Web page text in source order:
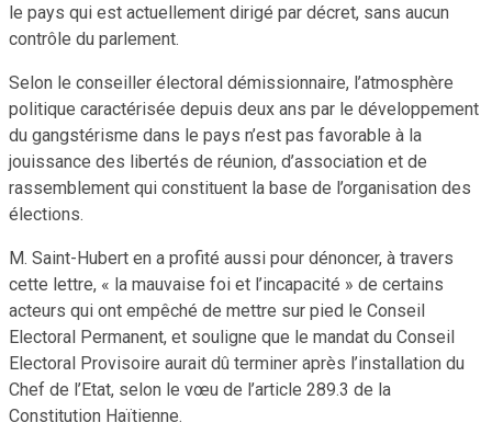
le pays qui est actuellement dirigé par décret, sans aucun
contrôle du parlement.
Selon le conseiller électoral démissionnaire, l’atmosphère
politique caractérisée depuis deux ans par le développement
du gangstérisme dans le pays n’est pas favorable à la
jouissance des libertés de réunion, d’association et de
rassemblement qui constituent la base de l’organisation des
élections.
M. Saint-Hubert en a profité aussi pour dénoncer, à travers
cette lettre, « la mauvaise foi et l’incapacité » de certains
acteurs qui ont empêché de mettre sur pied le Conseil
Electoral Permanent, et souligne que le mandat du Conseil
Electoral Provisoire aurait dû terminer après l’installation du
Chef de l’Etat, selon le vœu de l’article 289.3 de la
Constitution Haïtienne.